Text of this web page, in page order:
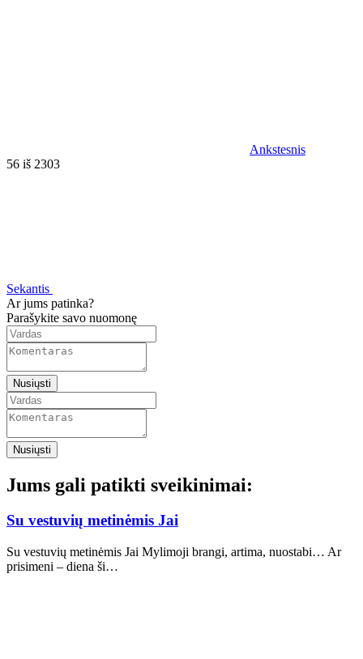
Ankstesnis
56 iš 2303
Sekantis
Ar jums patinka?
Parašykite savo nuomonę
Nusiųsti
Nusiųsti
Jums gali patikti sveikinimai:
Su vestuvių metinėmis Jai
Su vestuvių metinėmis Jai Mylimoji brangi, artima, nuostabi… Ar
prisimeni – diena ši…